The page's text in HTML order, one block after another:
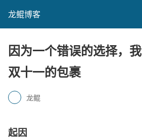
龙鲲博客
因为一个错误的选择，
双十一的包裹
龙鲲
起因